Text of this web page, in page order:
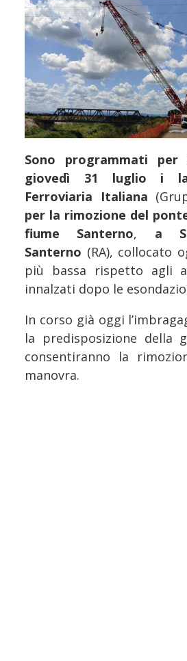
Sono programmati
giovedì 31 luglio i
Ferroviaria Italiana
per la rimozione del
fiume Santerno, a
Santerno (RA), collocato
più bassa rispetto agli
innalzati dopo le
In corso già oggi
la predisposizione della
consentiranno la
manovra.